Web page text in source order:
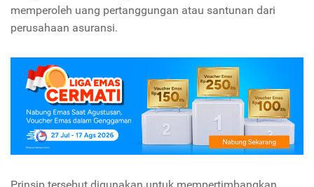
memperoleh uang pertanggungan atau santunan dari
perusahaan asuransi.